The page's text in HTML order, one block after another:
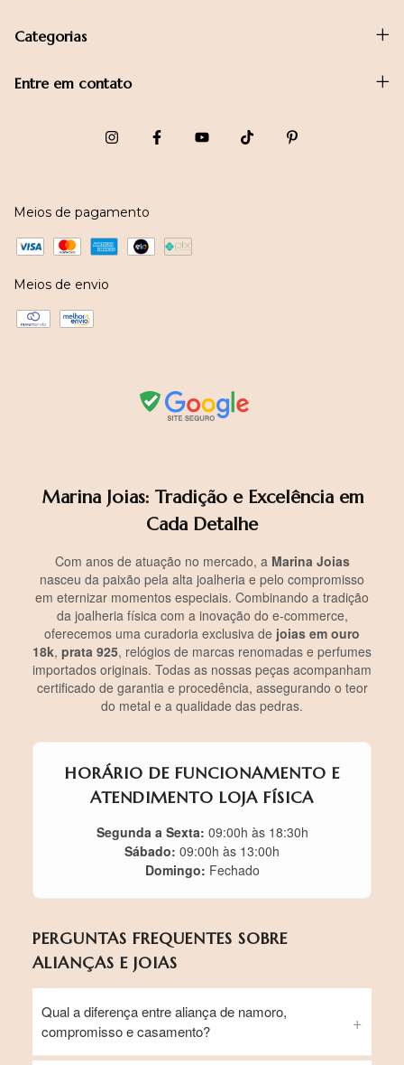
Categorias
Entre em contato
Meios de pagamento
Meios de envio
Marina Joias: Tradição e Excelência em
Cada Detalhe
Com anos de atuação no mercado, a Marina Joias
nasceu da paixão pela alta joalheria e pelo compromisso
em eternizar momentos especiais. Combinando a tradição
da joalheria física com a inovação do e-commerce,
oferecemos uma curadoria exclusiva de joias em ouro
18k, prata 925, relógios de marcas renomadas e perfumes
importados originais. Todas as nossas peças acompanham
certificado de garantia e procedência, assegurando o teor
do metal e a qualidade das pedras.
HORÁRIO DE FUNCIONAMENTO E
ATENDIMENTO LOJA FÍSICA
Segunda a Sexta: 09:00h às 18:30h
Sábado: 09:00h às 13:00h
Domingo: Fechado
PERGUNTAS FREQUENTES SOBRE
ALIANÇAS E JOIAS
Qual a diferença entre aliança de namoro,
compromisso e casamento?